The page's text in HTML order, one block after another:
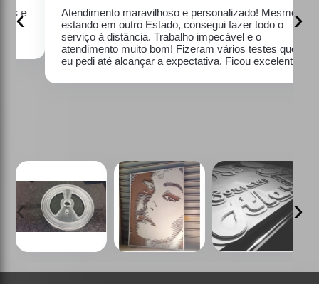
Atendimento maravilhoso e personalizado! Mesmo
estando em outro Estado, consegui fazer todo o
serviço à distância. Trabalho impecável e o
atendimento muito bom! Fizeram vários testes que
eu pedi até alcançar a expectativa. Ficou excelente!
‹ ›
‹ ›